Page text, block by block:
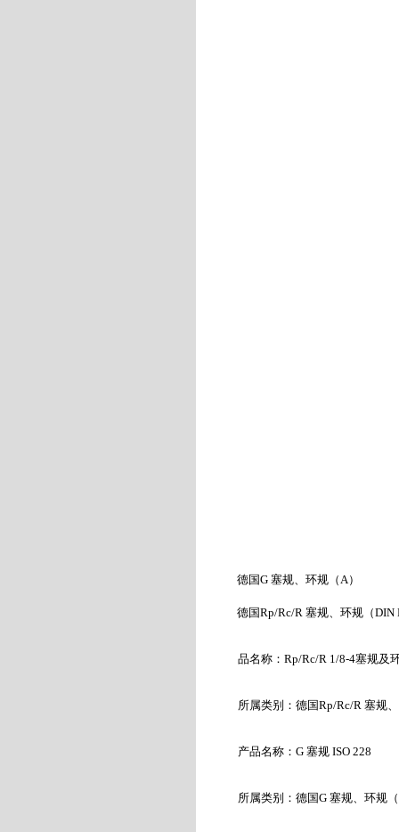
德国G 塞规、环规（A）
德国Rp/Rc/R 塞规、环规（DIN
品名称： Rp/Rc/R 1/8-4塞规及
所属类别：德国Rp/Rc/R 塞规
产品名称： G 塞规 ISO 228
所属类别：德国G 塞规、环规（